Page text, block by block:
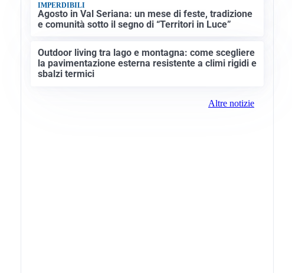
IMPERDIBILI
Agosto in Val Seriana: un mese di feste, tradizione
e comunità sotto il segno di “Territori in Luce”
Outdoor living tra lago e montagna: come scegliere
la pavimentazione esterna resistente a climi rigidi e
sbalzi termici
Altre notizie